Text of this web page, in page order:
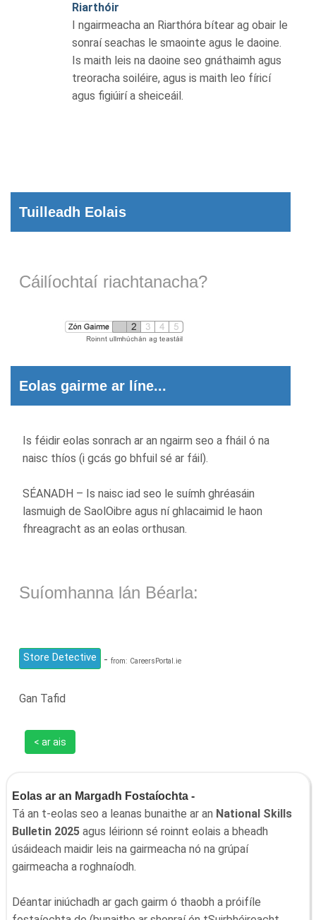
Riarthóir
I ngairmeacha an Riarthóra bítear ag obair le
sonraí seachas le smaointe agus le daoine.
Is maith leis na daoine seo gnáthaimh agus
treoracha soiléire, agus is maith leo fíricí
agus figiúirí a sheiceáil.
Tuilleadh Eolais
Cáilíochtaí riachtanacha?
Eolas gairme ar líne...
Is féidir eolas sonrach ar an ngairm seo a fháil ó na
naisc thíos (i gcás go bhfuil sé ar fáil).
SÉANADH – Is naisc iad seo le suímh ghréasáin
lasmuigh de SaolOibre agus ní ghlacaimid le haon
fhreagracht as an eolas orthusan.
Suíomhanna lán Béarla:
Store Detective - from: CareersPortal.ie
Gan Tafid
< ar ais
Eolas ar an Margadh Fostaíochta -
Tá an t-eolas seo a leanas bunaithe ar an National Skills
Bulletin 2025 agus léirionn sé roinnt eolais a bheadh
úsáideach maidir leis na gairmeacha nó na grúpaí
gairmeacha a roghnaíodh.
Déantar iniúchadh ar gach gairm ó thaobh a próifíle